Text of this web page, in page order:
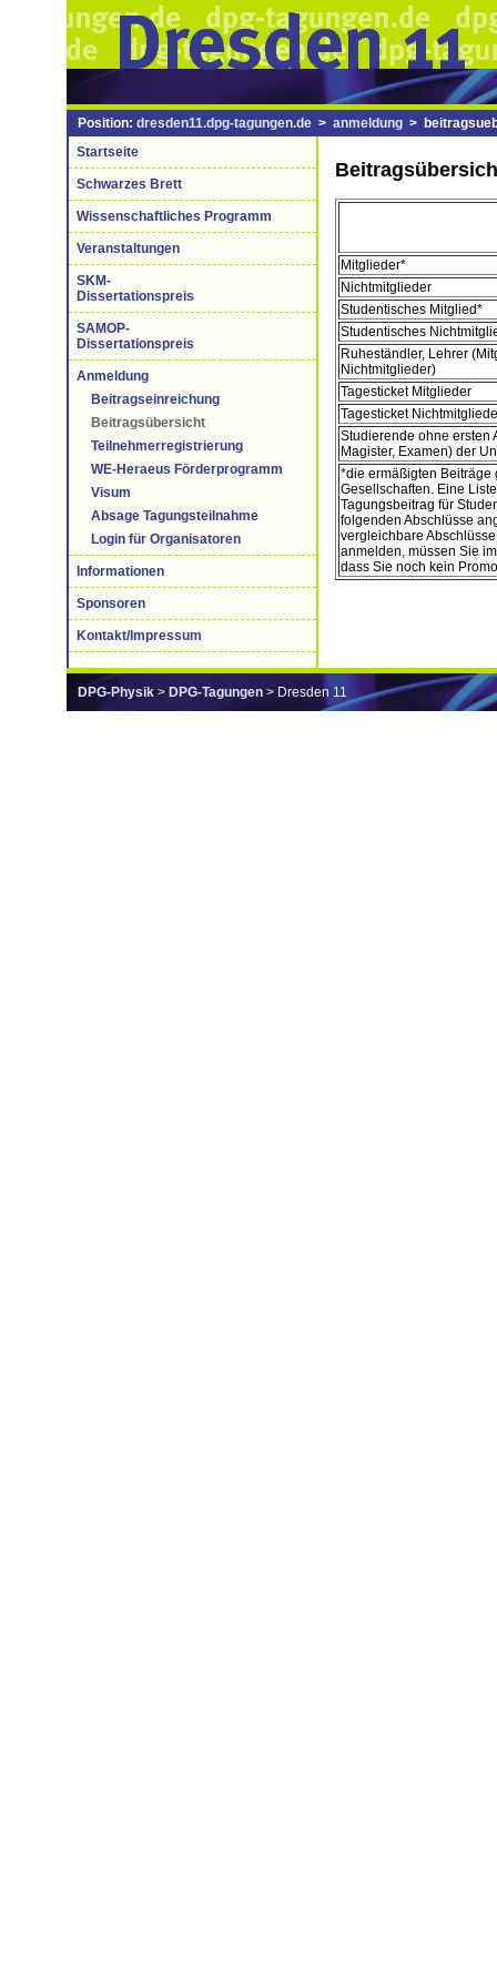
Position: dresden11.dpg-tagungen.de > anmeldung >
Startseite
Schwarzes Brett
Wissenschaftliches Programm
Veranstaltungen
SKM-
Dissertationspreis
SAMOP-
Dissertationspreis
Anmeldung
Beitragseinreichung
Beitragsübersicht
Teilnehmerregistrierung
WE-Heraeus Förderprogramm
Visum
Absage Tagungsteilnahme
Login für Organisatoren
Informationen
Sponsoren
Kontakt/Impressum
Mitglieder*
Nichtmitglieder
Studentisches Mitglied*
Studentisches
Ruheständler, Lehrer
Nichtmitglieder)
Tagesticket Mitglieder
Tagesticket
Studierende ohne ersten
Magister, Examen) der
*die ermäßigten Beiträge
Gesellschaften. Eine
Tagungsbeitrag für
folgenden Abschlüsse
vergleichbare
anmelden, müssen Sie
dass Sie noch kein
DPG-Physik > DPG-Tagungen > Dresden 11